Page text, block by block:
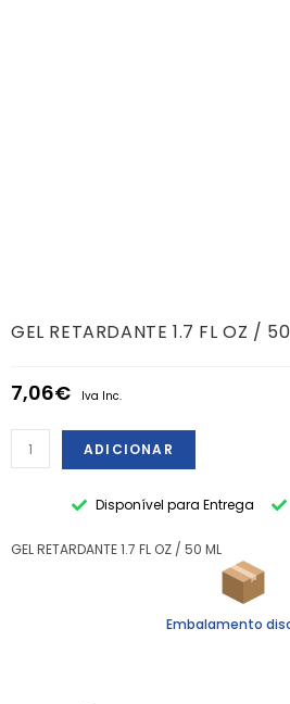
GEL RETARDANTE 1.7 FL OZ /
7,06€ Iva Inc.
ADICIONAR
Disponível para Entrega
GEL RETARDANTE 1.7 FL OZ / 50 ML
Embalamento